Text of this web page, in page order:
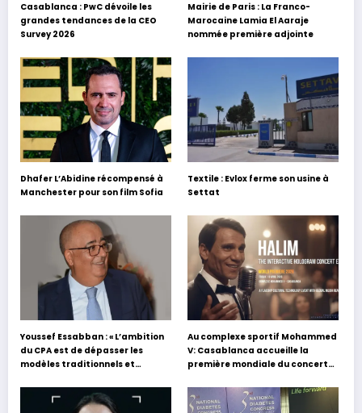
Casablanca : PwC dévoile les
grandes tendances de la CEO
Survey 2026
Mairie de Paris : La Franco-
Marocaine Lamia El Aaraje
nommée première adjointe
Dhafer L’Abidine récompensé à
Manchester pour son film Sofia
Textile : Evlox ferme son usine à
Settat
Youssef Essabban : « L’ambition
du CPA est de dépasser les
modèles traditionnels et
s’appuyant sur le partage des
expériences »
Au complexe sportif Mohammed
V: Casablanca accueille la
première mondiale du concert
Hafez